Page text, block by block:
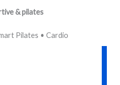
& pilates
Pilates • Cardio